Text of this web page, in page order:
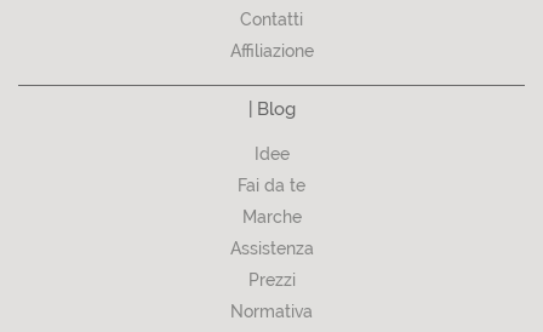
Contatti
Affiliazione
| Blog
Idee
Fai da te
Marche
Assistenza
Prezzi
Normativa